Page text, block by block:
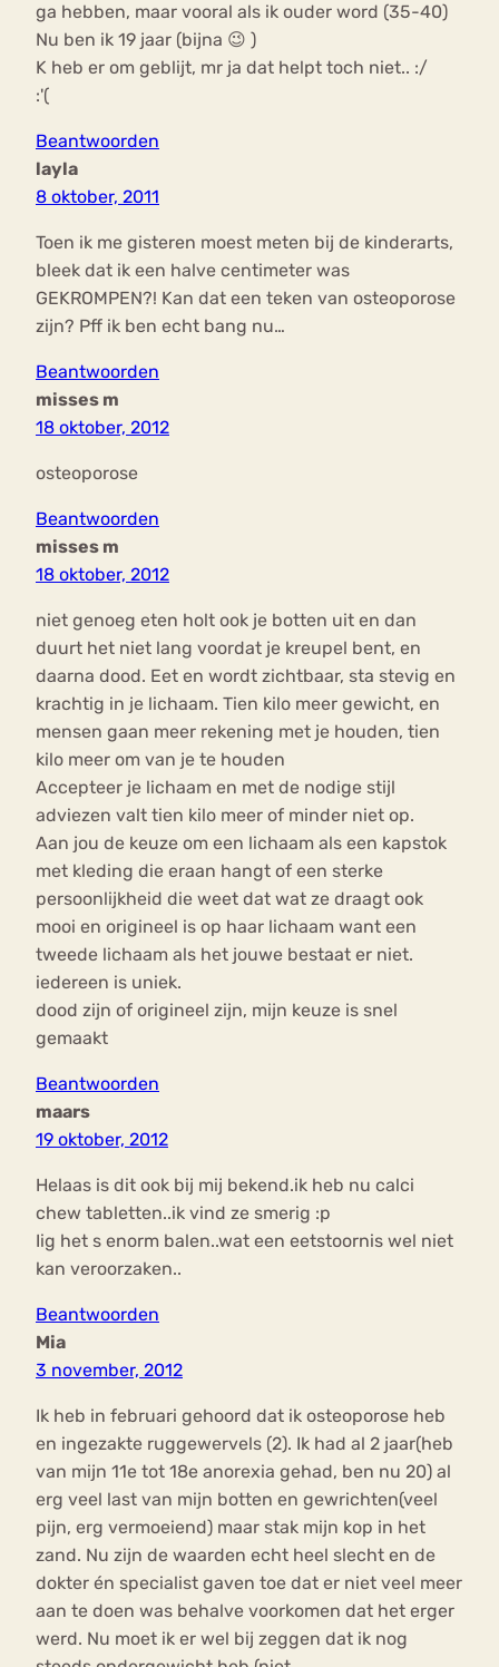
ga hebben, maar vooral als ik ouder word (35-40)
Nu ben ik 19 jaar (bijna 😉 )
K heb er om geblijt, mr ja dat helpt toch niet.. :/
:'(
Beantwoorden
layla
8 oktober, 2011
Toen ik me gisteren moest meten bij de kinderarts,
bleek dat ik een halve centimeter was
GEKROMPEN?! Kan dat een teken van osteoporose
zijn? Pff ik ben echt bang nu…
Beantwoorden
misses m
18 oktober, 2012
osteoporose
Beantwoorden
misses m
18 oktober, 2012
niet genoeg eten holt ook je botten uit en dan
duurt het niet lang voordat je kreupel bent, en
daarna dood. Eet en wordt zichtbaar, sta stevig en
krachtig in je lichaam. Tien kilo meer gewicht, en
mensen gaan meer rekening met je houden, tien
kilo meer om van je te houden
Accepteer je lichaam en met de nodige stijl
adviezen valt tien kilo meer of minder niet op.
Aan jou de keuze om een lichaam als een kapstok
met kleding die eraan hangt of een sterke
persoonlijkheid die weet dat wat ze draagt ook
mooi en origineel is op haar lichaam want een
tweede lichaam als het jouwe bestaat er niet.
iedereen is uniek.
dood zijn of origineel zijn, mijn keuze is snel
gemaakt
Beantwoorden
maars
19 oktober, 2012
Helaas is dit ook bij mij bekend.ik heb nu calci
chew tabletten..ik vind ze smerig :p
Iig het s enorm balen..wat een eetstoornis wel niet
kan veroorzaken..
Beantwoorden
Mia
3 november, 2012
Ik heb in februari gehoord dat ik osteoporose heb
en ingezakte ruggewervels (2). Ik had al 2 jaar(heb
van mijn 11e tot 18e anorexia gehad, ben nu 20) al
erg veel last van mijn botten en gewrichten(veel
pijn, erg vermoeiend) maar stak mijn kop in het
zand. Nu zijn de waarden echt heel slecht en de
dokter én specialist gaven toe dat er niet veel meer
aan te doen was behalve voorkomen dat het erger
werd. Nu moet ik er wel bij zeggen dat ik nog